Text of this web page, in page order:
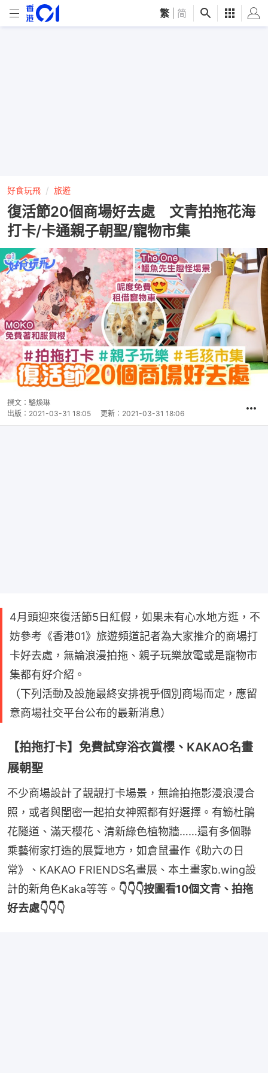
繁 简
好食玩飛 旅遊
復活節20個商場好去處 文青拍拖花海
打卡/卡通親子朝聖/寵物市集
撰文： 駱煥琳
出版： 2021-03-31 18:05 更新： 2021-03-31 18:06
4月頭迎來復活節5日紅假，如果未有心水地方逛，不
妨參考《香港01》旅遊頻道記者為大家推介的商場打
卡好去處，無論浪漫拍拖、親子玩樂放電或是寵物市
集都有好介紹。
（下列活動及設施最終安排視乎個別商場而定，應留
意商場社交平台公布的最新消息）
【拍拖打卡】免費試穿浴衣賞櫻、KAKAO名畫
展朝聖
不少商場設計了靚靚打卡場景，無論拍拖影漫浪漫合
照，或者與閨密一起拍女神照都有好選擇。有簕杜鵑
花隧道、滿天櫻花、清新綠色植物牆……還有多個聯
乘藝術家打造的展覽地方，如倉鼠畫作《助六の日
常》、KAKAO FRIENDS名畫展、本土畫家b.wing設
計的新角色Kaka等等。 👇👇👇按圖看10個文青、拍拖
好去處👇👇👇